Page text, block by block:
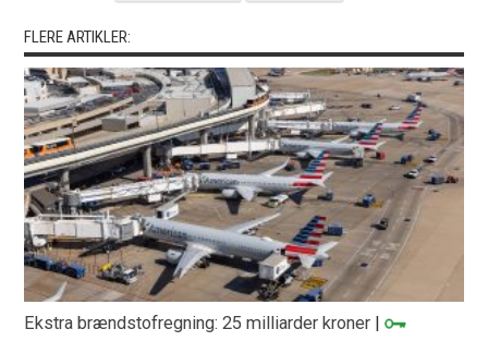
FLERE ARTIKLER:
Ekstra brændstofregning: 25 milliarder kroner |